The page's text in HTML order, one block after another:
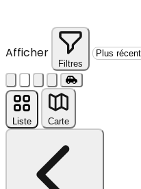
Afficher
Filtres
Liste Carte